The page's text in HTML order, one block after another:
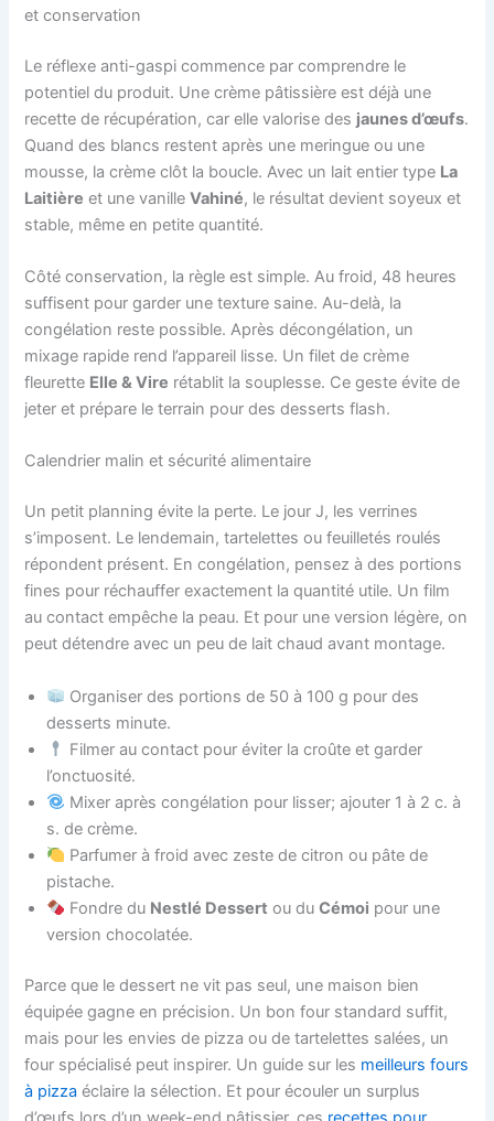
et conservation
Le réflexe anti-gaspi commence par comprendre le
potentiel du produit. Une crème pâtissière est déjà une
recette de récupération, car elle valorise des jaunes d’œufs.
Quand des blancs restent après une meringue ou une
mousse, la crème clôt la boucle. Avec un lait entier type La
Laitière et une vanilleVahiné, le résultat devient soyeux et
stable, même en petite quantité.
Côté conservation, la règle est simple. Au froid, 48 heures
suffisent pour garder une texture saine. Au-delà, la
congélation reste possible. Après décongélation, un
mixage rapide rend l’appareil lisse. Un filet de crème
fleurette Elle & Vire rétablit la souplesse. Ce geste évite de
jeter et prépare le terrain pour des desserts flash.
Calendrier malin et sécurité alimentaire
Un petit planning évite la perte. Le jour J, les verrines
s’imposent. Le lendemain, tartelettes ou feuilletés roulés
répondent présent. En congélation, pensez à des portions
fines pour réchauffer exactement la quantité utile. Un film
au contact empêche la peau. Et pour une version légère, on
peut détendre avec un peu de lait chaud avant montage.
Organiser des portions de 50 à 100 g pour des
desserts minute.
Filmer au contact pour éviter la croûte et garder
l’onctuosité.
Mixer après congélation pour lisser; ajouter 1 à 2 c. à
s. de crème.
Parfumer à froid avec zeste de citron ou pâte de
pistache.
Fondre du Nestlé Dessert ou duCémoi pour une
version chocolatée.
Parce que le dessert ne vit pas seul, une maison bien
équipée gagne en précision. Un bon four standard suffit,
mais pour les envies de pizza ou de tartelettes salées, un
four spécialisé peut inspirer. Un guide sur les meilleurs fours
à pizza éclaire la sélection. Et pour écouler un surplus